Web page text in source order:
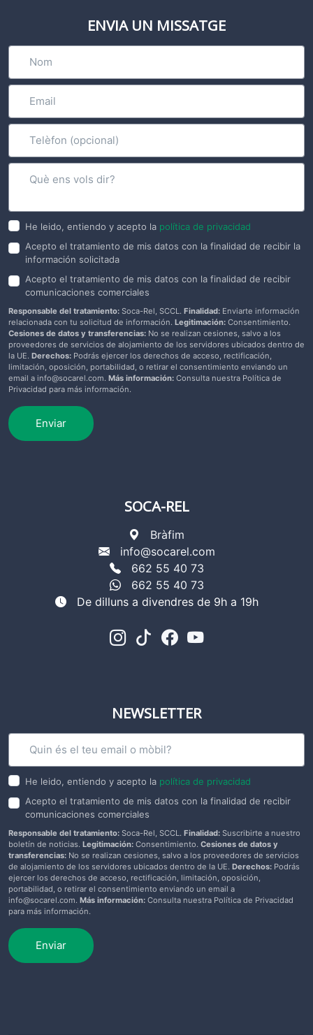
ENVIA UN MISSATGE
He leido, entiendo y acepto la política de privacidad
Acepto el tratamiento de mis datos con la finalidad de recibir la
información solicitada
Acepto el tratamiento de mis datos con la finalidad de recibir
comunicaciones comerciales
Responsable del tratamiento: Soca-Rel, SCCL. Finalidad: Enviarte información
relacionada con tu solicitud de información. Legitimación: Consentimiento.
Cesiones de datos y transferencias: No se realizan cesiones, salvo a los
proveedores de servicios de alojamiento de los servidores ubicados dentro de
la UE. Derechos: Podrás ejercer los derechos de acceso, rectificación,
limitación, oposición, portabilidad, o retirar el consentimiento enviando un
email a info@socarel.com. Más información: Consulta nuestra Política de
Privacidad para más información.
Enviar
SOCA-REL
Bràfim
info@socarel.com
662 55 40 73
662 55 40 73
De dilluns a divendres de 9h a 19h
NEWSLETTER
He leido, entiendo y acepto la política de privacidad
Acepto el tratamiento de mis datos con la finalidad de recibir
comunicaciones comerciales
Responsable del tratamiento: Soca-Rel, SCCL. Finalidad: Suscribirte a nuestro
boletín de noticias. Legitimación: Consentimiento. Cesiones de datos y
transferencias: No se realizan cesiones, salvo a los proveedores de servicios
de alojamiento de los servidores ubicados dentro de la UE. Derechos: Podrás
ejercer los derechos de acceso, rectificación, limitación, oposición,
portabilidad, o retirar el consentimiento enviando un email a
info@socarel.com. Más información: Consulta nuestra Política de Privacidad
para más información.
Enviar